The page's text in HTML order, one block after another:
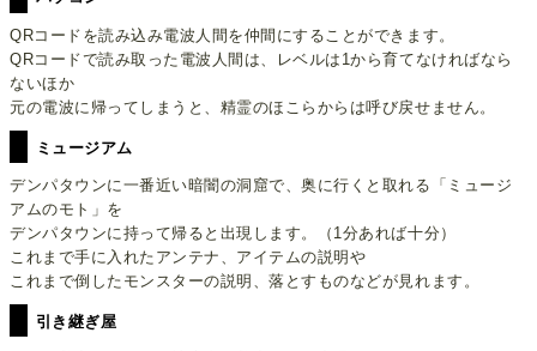
QRコードを読み込み電波人間を仲間にすることができます。
QRコードで読み取った電波人間は、レベルは1から育てなければなら
ないほか
元の電波に帰ってしまうと、精霊のほこらからは呼び戻せません。
ミュージアム
デンパタウンに一番近い暗闇の洞窟で、奥に行くと取れる「ミュージ
アムのモト」を
デンパタウンに持って帰ると出現します。（1分あれば十分）
これまで手に入れたアンテナ、アイテムの説明や
これまで倒したモンスターの説明、落とすものなどが見れます。
引き継ぎ屋